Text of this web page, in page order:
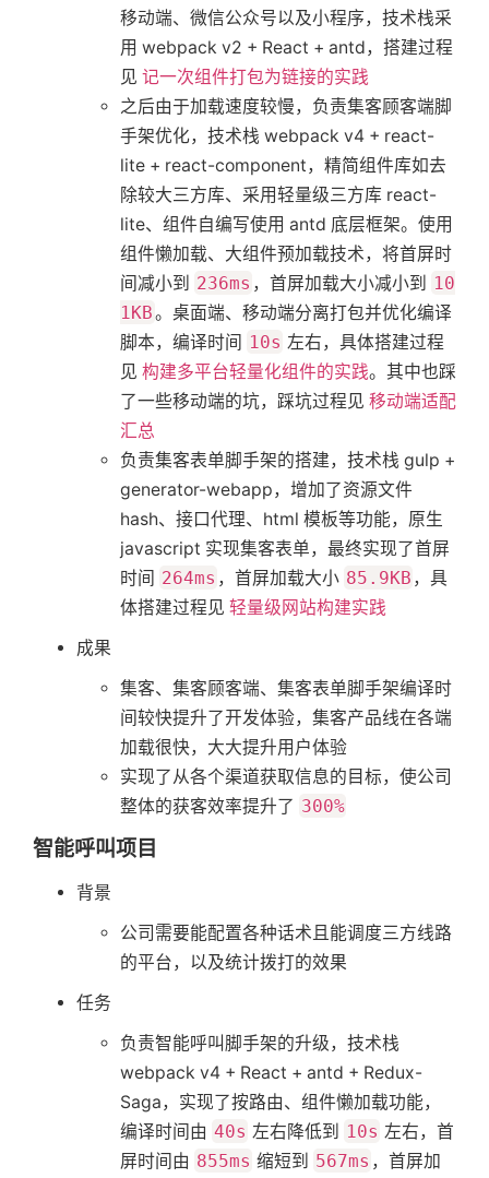
移动端、微信公众号以及小程序，技术栈采
用 webpack v2 + React + antd，搭建过程
见 记一次组件打包为链接的实践
之后由于加载速度较慢，负责集客顾客端脚
手架优化，技术栈 webpack v4 + react-
lite + react-component，精简组件库如去
除较大三方库、采用轻量级三方库 react-
lite、组件自编写使用 antd 底层框架。使用
组件懒加载、大组件预加载技术，将首屏时
间减小到 236ms ，首屏加载大小减小到
10
1KB。桌面端、移动端分离打包并优化编译
脚本，编译时间 10s 左右，具体搭建过程
见 构建多平台轻量化组件的实践。其中也踩
了一些移动端的坑，踩坑过程见 移动端适配
汇总
负责集客表单脚手架的搭建，技术栈 gulp +
generator-webapp，增加了资源文件
hash、接口代理、html 模板等功能，原生
javascript 实现集客表单，最终实现了首屏
时间 264ms ，首屏加载大小 85.9KB ，具
体搭建过程见 轻量级网站构建实践
成果
集客、集客顾客端、集客表单脚手架编译时
间较快提升了开发体验，集客产品线在各端
加载很快，大大提升用户体验
实现了从各个渠道获取信息的目标，使公司
整体的获客效率提升了 300%
智能呼叫项目
背景
公司需要能配置各种话术且能调度三方线路
的平台，以及统计拨打的效果
任务
负责智能呼叫脚手架的升级，技术栈
webpack v4 + React + antd + Redux-
Saga，实现了按路由、组件懒加载功能，
编译时间由 40s 左右降低到 10s 左右，首
屏时间由 855ms 缩短到 567ms ，首屏加